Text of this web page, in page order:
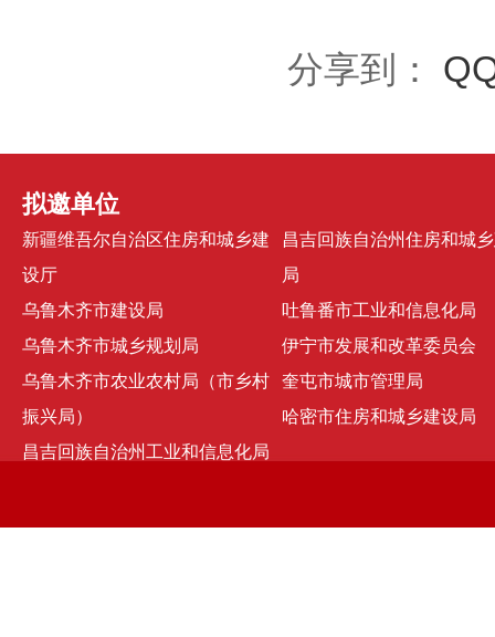
分享到：
拟邀单位
新疆维吾尔自治区住房和城乡建
设厅
乌鲁木齐市建设局
乌鲁木齐市城乡规划局
乌鲁木齐市农业农村局（市乡村
振兴局）
昌吉回族自治州工业和信息化局
昌吉回族自治州住房和城
局
吐鲁番市工业和信息化局
伊宁市发展和改革委员会
奎屯市城市管理局
哈密市住房和城乡建设局